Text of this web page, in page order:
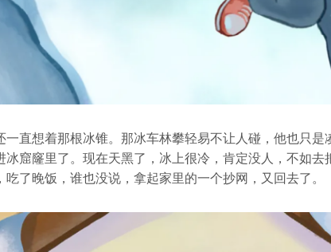
一直想着那根冰锥。那冰车林攀轻易不让人碰，他也只是
冰窟窿里了。现在天黑了，冰上很冷，肯定没人，不如去
吃了晚饭，谁也没说，拿起家里的一个抄网，又回去了。